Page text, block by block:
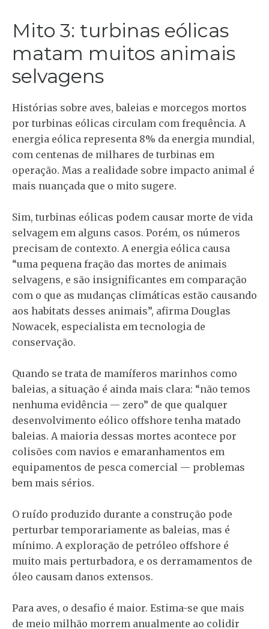
Mito 3: turbinas eólicas
matam muitos animais
selvagens
Histórias sobre aves, baleias e morcegos mortos
por turbinas eólicas circulam com frequência. A
energia eólica representa 8% da energia mundial,
com centenas de milhares de turbinas em
operação. Mas a realidade sobre impacto animal é
mais nuançada que o mito sugere.
Sim, turbinas eólicas podem causar morte de vida
selvagem em alguns casos. Porém, os números
precisam de contexto. A energia eólica causa
“uma pequena fração das mortes de animais
selvagens, e são insignificantes em comparação
com o que as mudanças climáticas estão causando
aos habitats desses animais”, afirma Douglas
Nowacek, especialista em tecnologia de
conservação.
Quando se trata de mamíferos marinhos como
baleias, a situação é ainda mais clara: “não temos
nenhuma evidência — zero” de que qualquer
desenvolvimento eólico offshore tenha matado
baleias. A maioria dessas mortes acontece por
colisões com navios e emaranhamentos em
equipamentos de pesca comercial — problemas
bem mais sérios.
O ruído produzido durante a construção pode
perturbar temporariamente as baleias, mas é
mínimo. A exploração de petróleo offshore é
muito mais perturbadora, e os derramamentos de
óleo causam danos extensos.
Para aves, o desafio é maior. Estima-se que mais
de meio milhão morrem anualmente ao colidir